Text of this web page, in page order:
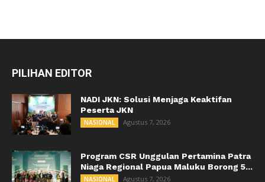
PILIHAN EDITOR
NADI JKN: Solusi Menjaga Keaktifan
Peserta JKN
NASIONAL Agustus 7, 2026
Program CSR Unggulan Pertamina Patra
Niaga Regional Papua Maluku Borong 5...
NASIONAL Agustus 7, 2026